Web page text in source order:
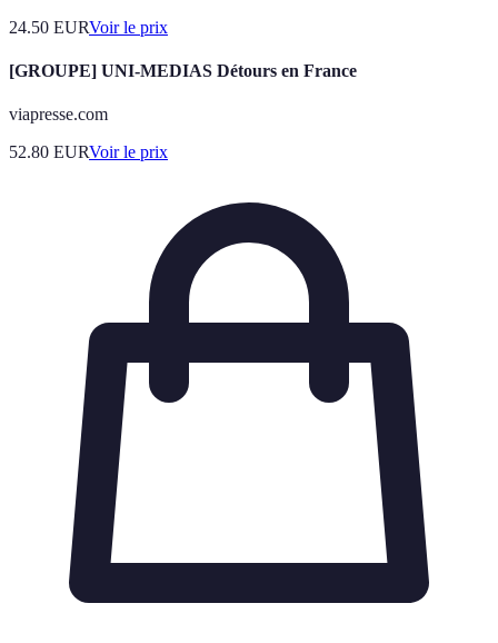
24.50 EURVoir le prix
[GROUPE] UNI-MEDIAS Détours en France
viapresse.com
52.80 EURVoir le prix